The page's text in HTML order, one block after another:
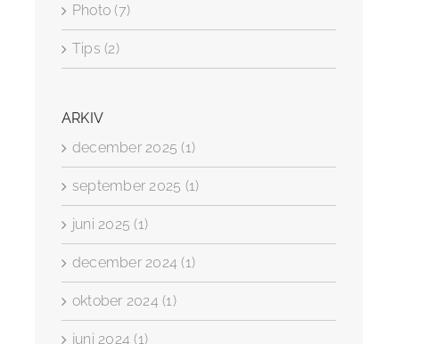
Photo (7)
Tips (2)
ARKIV
december 2025 (1)
september 2025 (1)
juni 2025 (1)
december 2024 (1)
oktober 2024 (1)
juni 2024 (1)